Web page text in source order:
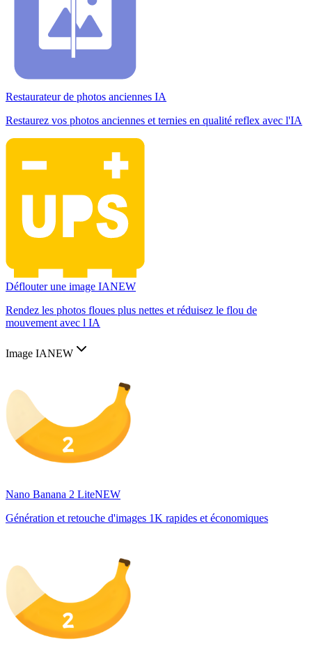
Restaurateur de photos anciennes IA
Restaurez vos photos anciennes et ternies en qualité reflex avec l'IA
Déflouter une image IANEW
Rendez les photos floues plus nettes et réduisez le flou de
mouvement avec l IA
Image IANEW
Nano Banana 2 LiteNEW
Génération et retouche d'images 1K rapides et économiques